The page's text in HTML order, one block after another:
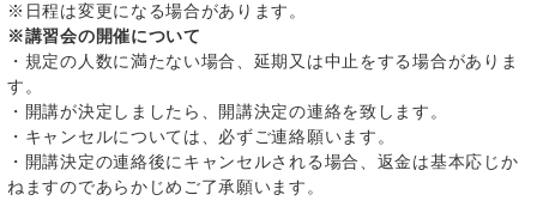
※日程は変更になる場合があります。
※講習会の開催について
・規定の人数に満たない場合、延期又は中止をする場合がありま
す。
・開講が決定しましたら、開講決定の連絡を致します。
・キャンセルについては、必ずご連絡願います。
・開講決定の連絡後にキャンセルされる場合、返金は基本応じか
ねますのであらかじめご了承願います。